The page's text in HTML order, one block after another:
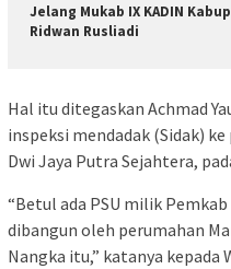
Jelang Mukab IX KADIN
Ridwan Rusliadi
Hal itu ditegaskan Achmad
inspeksi mendadak (Sidak)
Dwi Jaya Putra Sejahtera,
“Betul ada PSU milik
dibangun oleh perumahan
Nangka itu,” katanya kepada